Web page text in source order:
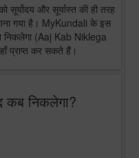
और सूर्यास्त की ही तरह
गया है। MyKundali के इस
निकलेगा (Aaj Kab Niklega
प्राप्त कर सकते हैं।
निकलेगा?